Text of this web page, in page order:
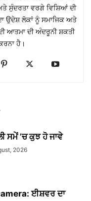
ਸੁੰਦਰਤਾ ਵਰਗੇ ਵਿਸ਼ਿਆਂ ਦੀ
ਉਦੇਸ਼ ਲੋਕਾਂ ਨੂੰ ਸਮਾਜਿਕ ਅਤੇ
ਆਤਮਾ ਦੀ ਅੰਦਰੂਨੀ ਸ਼ਕਤੀ
ਹੈ।
ਸਮੇਂ ’ਚ ਕੁਝ ਹੋ ਜਾਵੇ
2026
ਈਸ਼ਵਰ ਦਾ